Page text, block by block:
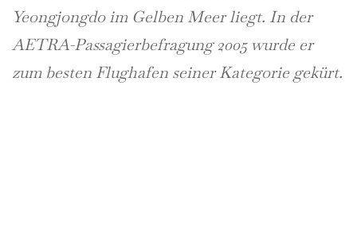
Yeongjongdo im Gelben Meer liegt. In der
AETRA-Passagierbefragung 2005 wurde er
zum besten Flughafen seiner Kategorie gekürt.